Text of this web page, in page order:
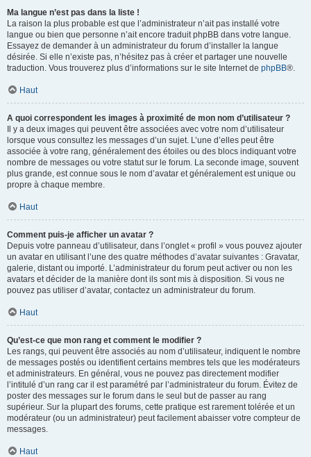
Ma langue n’est pas dans la liste !
La raison la plus probable est que l’administrateur n’ait pas installé votre
langue ou bien que personne n’ait encore traduit phpBB dans votre langue.
Essayez de demander à un administrateur du forum d’installer la langue
désirée. Si elle n’existe pas, n’hésitez pas à créer et partager une nouvelle
traduction. Vous trouverez plus d’informations sur le site Internet de phpBB®.
Haut
A quoi correspondent les images à proximité de mon nom d’utilisateur ?
Il y a deux images qui peuvent être associées avec votre nom d’utilisateur
lorsque vous consultez les messages d’un sujet. L’une d’elles peut être
associée à votre rang, généralement des étoiles ou des blocs indiquant votre
nombre de messages ou votre statut sur le forum. La seconde image, souvent
plus grande, est connue sous le nom d’avatar et généralement est unique ou
propre à chaque membre.
Haut
Comment puis-je afficher un avatar ?
Depuis votre panneau d’utilisateur, dans l’onglet « profil » vous pouvez ajouter
un avatar en utilisant l’une des quatre méthodes d’avatar suivantes : Gravatar,
galerie, distant ou importé. L’administrateur du forum peut activer ou non les
avatars et décider de la manière dont ils sont mis à disposition. Si vous ne
pouvez pas utiliser d’avatar, contactez un administrateur du forum.
Haut
Qu’est-ce que mon rang et comment le modifier ?
Les rangs, qui peuvent être associés au nom d’utilisateur, indiquent le nombre
de messages postés ou identifient certains membres tels que les modérateurs
et administrateurs. En général, vous ne pouvez pas directement modifier
l’intitulé d’un rang car il est paramétré par l’administrateur du forum. Évitez de
poster des messages sur le forum dans le seul but de passer au rang
supérieur. Sur la plupart des forums, cette pratique est rarement tolérée et un
modérateur (ou un administrateur) peut facilement abaisser votre compteur de
messages.
Haut